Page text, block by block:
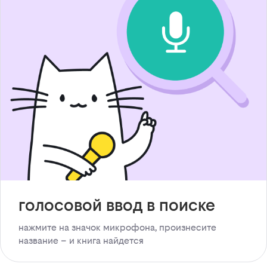
голосовой ввод в поиске
нажмите на значок микрофона, произнесите
название – и книга найдется